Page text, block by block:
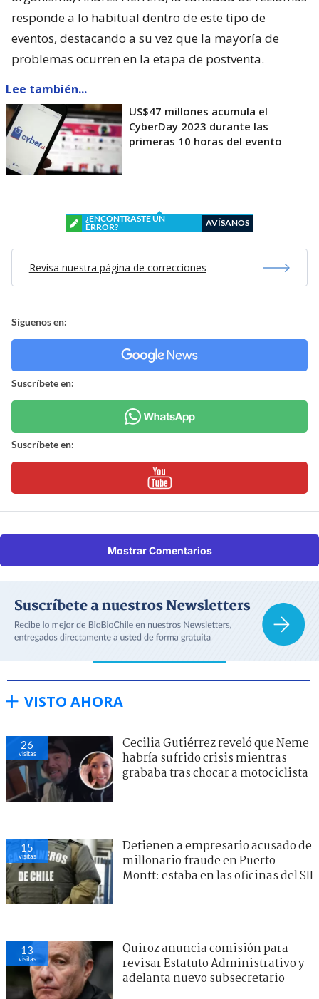
responde a lo habitual dentro de este tipo de
eventos, destacando a su vez que la mayoría de
problemas ocurren en la etapa de postventa.
Lee también...
US$47 millones acumula el
CyberDay 2023 durante las
primeras 10 horas del evento
¿ENCONTRASTE UN
ERROR?
AVÍSANOS
Revisa nuestra página de correcciones
Síguenos en:
Suscríbete en:
Suscríbete en:
Mostrar Comentarios
VISTO AHORA
26
visitas
Cecilia Gutiérrez reveló que Neme
habría sufrido crisis mientras
grababa tras chocar a motociclista
15
visitas
Detienen a empresario acusado de
millonario fraude en Puerto
Montt: estaba en las oficinas del SII
13
visitas
Quiroz anuncia comisión para
revisar Estatuto Administrativo y
adelanta nuevo subsecretario